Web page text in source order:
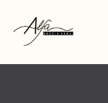
turinio